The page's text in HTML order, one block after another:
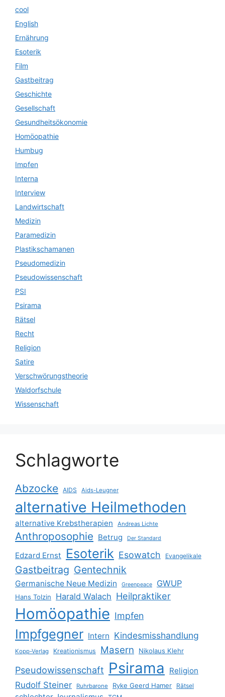
cool
English
Ernährung
Esoterik
Film
Gastbeitrag
Geschichte
Gesellschaft
Gesundheitsökonomie
Homöopathie
Humbug
Impfen
Interna
Interview
Landwirtschaft
Medizin
Paramedizin
Plastikschamanen
Pseudomedizin
Pseudowissenschaft
PSI
Psirama
Rätsel
Recht
Religion
Satire
Verschwörungstheorie
Waldorfschule
Wissenschaft
Schlagworte
Abzocke AIDS Aids-Leugner
alternative Heilmethoden
alternative Krebstherapien Andreas Lichte
Anthroposophie Betrug Der Standard
Edzard Ernst Esoterik Esowatch Evangelikale
Gastbeitrag Gentechnik
Germanische Neue Medizin Greenpeace GWUP
Hans Tolzin Harald Walach Heilpraktiker
Homöopathie Impfen
Impfgegner Intern Kindesmisshandlung
Kopp-Verlag Kreationismus Masern Nikolaus Klehr
Pseudowissenschaft Psirama Religion
Rudolf Steiner Ruhrbarone Ryke Geerd Hamer Rätsel